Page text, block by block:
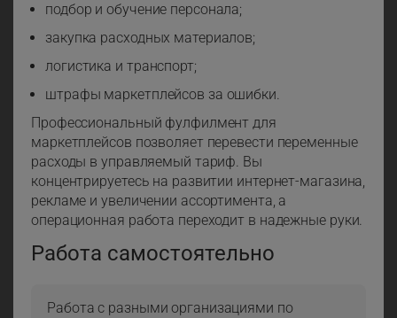
подбор и обучение персонала;
закупка расходных материалов;
логистика и транспорт;
штрафы маркетплейсов за ошибки.
Профессиональный фулфилмент для
маркетплейсов позволяет перевести переменные
расходы в управляемый тариф. Вы
концентрируетесь на развитии интернет-магазина,
рекламе и увеличении ассортимента, а
операционная работа переходит в надежные руки.
Работа самостоятельно
Работа с разными организациями по